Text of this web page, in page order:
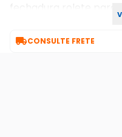
fechadura rolete para
CONSULTE FRETE